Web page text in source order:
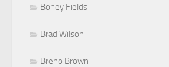
Boney Fields
Brad Wilson
Breno Brown